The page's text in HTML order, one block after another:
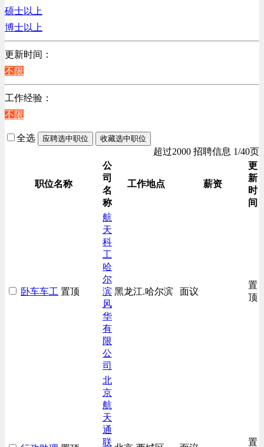
硕士以上
博士以上
更新时间：
不限
工作经验：
不限
全选 应聘选中职位 收藏选中职位
超过2000 招聘信息 1/40页
职位名称
公
司
名
称
工作地点 薪资
更
新
时
间
卧车车工 置顶
航
天
科
工
哈
尔
滨
风
华
有
限
公
司
黑龙江.哈尔滨 面议
置
顶
北
京
航
天
通
联
置